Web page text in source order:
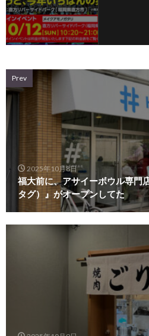
Prev
2025年10月8日
福大前に、アサイーボウル専門
タグ）』がオープンしてた